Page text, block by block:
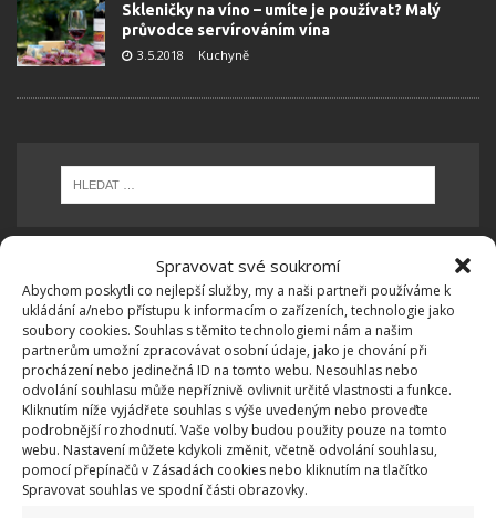
Spravovat své soukromí
Abychom poskytli co nejlepší služby, my a naši partneři používáme k
ukládání a/nebo přístupu k informacím o zařízeních, technologie jako
soubory cookies. Souhlas s těmito technologiemi nám a našim
partnerům umožní zpracovávat osobní údaje, jako je chování při
procházení nebo jedinečná ID na tomto webu. Nesouhlas nebo
odvolání souhlasu může nepříznivě ovlivnit určité vlastnosti a funkce.
Kliknutím níže vyjádřete souhlas s výše uvedeným nebo proveďte
podrobnější rozhodnutí. Vaše volby budou použity pouze na tomto
webu. Nastavení můžete kdykoli změnit, včetně odvolání souhlasu,
pomocí přepínačů v Zásadách cookies nebo kliknutím na tlačítko
Spravovat souhlas ve spodní části obrazovky.
Skleničky na víno – umíte je používat? Malý
průvodce servírováním vína
3.5.2018 Kuchyně
OBLÍBENÉ ČLÁNKY
Pokuta až 10 000 Kč hrozí za nesprávné sekání i
nesekání trávy. Záleží i na prostředku a lokaci
1.6.2026
Kvíz na téma pionýrské tábory za socialismu:
Kdo je zažil, bez problému získá 12 ze 12 bodů
12.5.2026